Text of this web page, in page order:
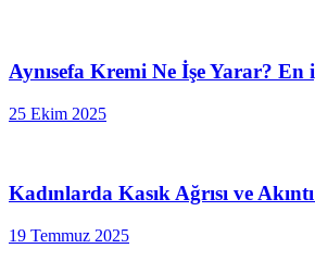
Aynısefa Kremi Ne İşe Yarar? En
25 Ekim 2025
Kadınlarda Kasık Ağrısı ve
19 Temmuz 2025